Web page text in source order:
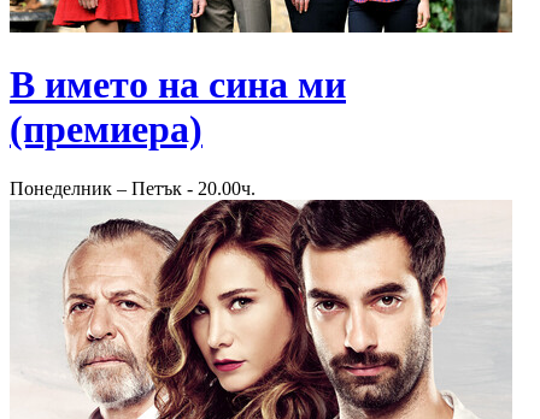
В името на сина ми
(премиера)
Понеделник – Петък - 20.00ч.